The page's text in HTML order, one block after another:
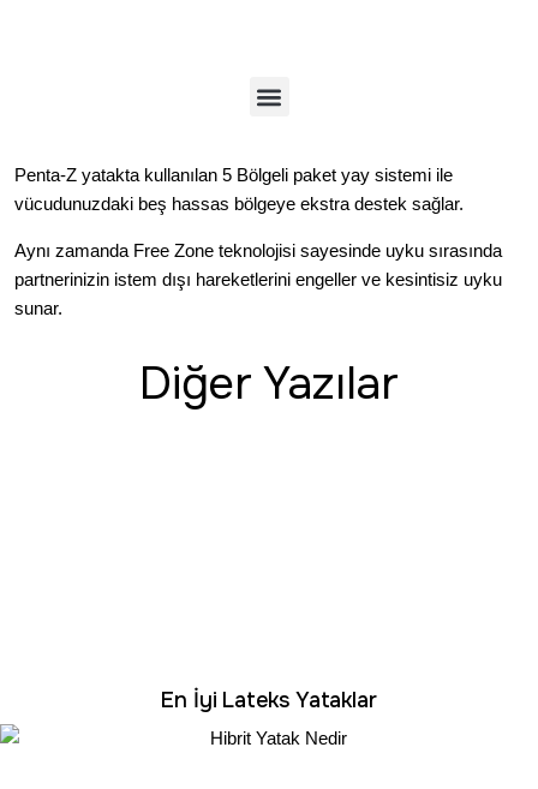
Penta-Z yatakta kullanılan 5 Bölgeli paket yay sistemi ile
vücudunuzdaki beş hassas bölgeye ekstra destek sağlar.
Aynı zamanda Free Zone teknolojisi sayesinde uyku sırasında
partnerinizin istem dışı hareketlerini engeller ve kesintisiz uyku
sunar.
Diğer Yazılar
En İyi Lateks Yataklar